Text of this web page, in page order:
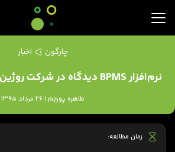
چارگون اخبار
نرم‌افزار BPMS دیدگاه در شرکت روژین راه‌اندازی می‌شود
طاهره پورجم | 26 مرداد 1395
زمان مطالعه: